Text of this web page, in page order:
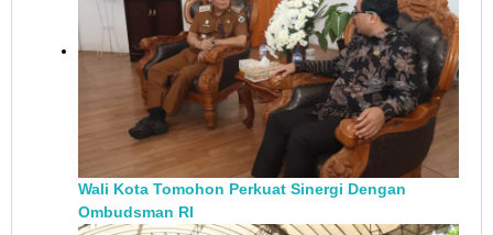
Wali Kota Tomohon Perkuat Sinergi Dengan
Ombudsman RI